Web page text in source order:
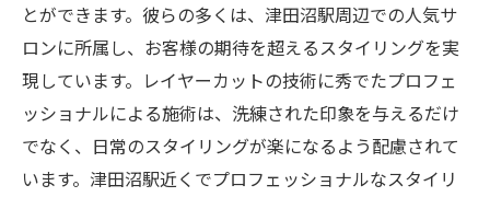
とができます。彼らの多くは、津田沼駅周辺での人気サ
ロンに所属し、お客様の期待を超えるスタイリングを実
現しています。レイヤーカットの技術に秀でたプロフェ
ッショナルによる施術は、洗練された印象を与えるだけ
でなく、日常のスタイリングが楽になるよう配慮されて
います。津田沼駅近くでプロフェッショナルなスタイリ